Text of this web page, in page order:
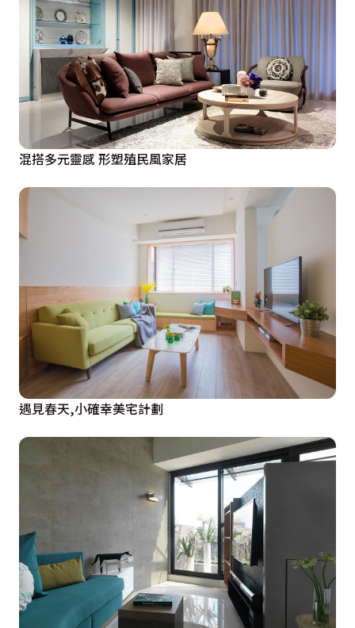
混搭多元靈感 形塑殖民風家居
遇見春天,小確幸美宅計劃